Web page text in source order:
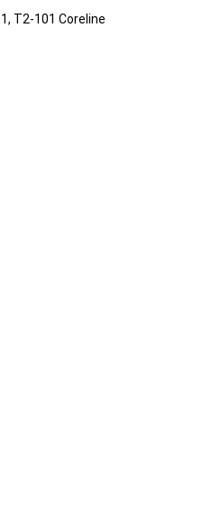
T2-101 Coreline